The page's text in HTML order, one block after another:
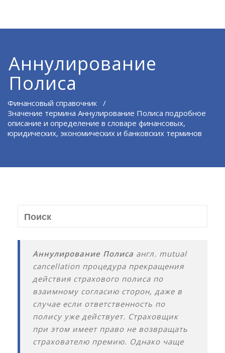
Аннулирование
Полиса
Финансовый справочник /
Значение термина Аннулирование Полиса подробное
описание и определение в словаре финансовых,
юридических, экономических и банковских терминов
Аннулирование Полиса англ. mutual
cancellation процедура прекращения
действия страхового полиса по
взаимному согласию сторон, даже в
случае если ответственность по
полису уже действует. Страховщик
при этом имеет право не возвращать
страхователю премию. Однако чаще